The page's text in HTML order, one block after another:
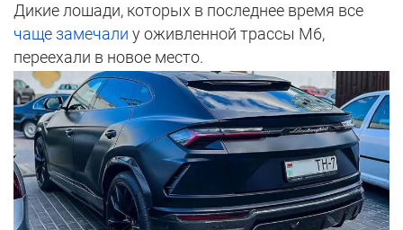
Дикие лошади, которых в последнее время все
чаще замечали у оживленной трассы М6,
переехали в новое место.